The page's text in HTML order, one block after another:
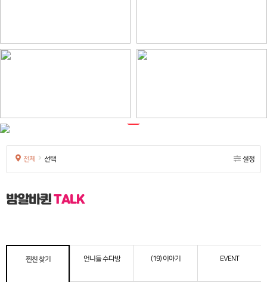
전체 선택 설정
밤알바퀸TALK
찐친 찾기 언니들 수다방 (19) 이야기 EVENT